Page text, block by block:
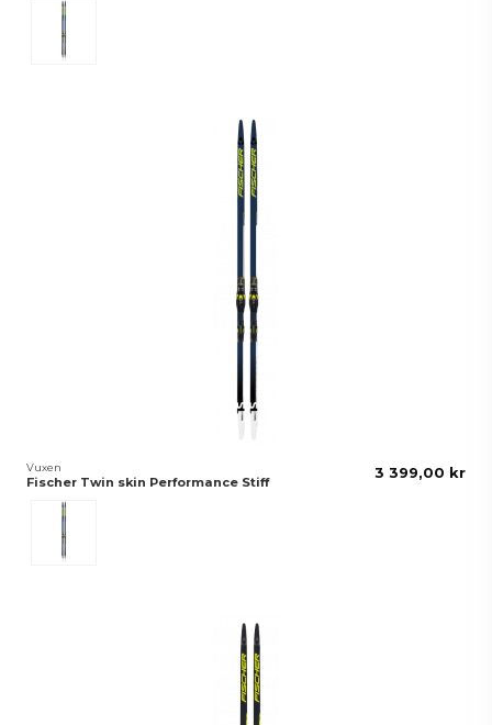
Svart/Vit
Vuxen
Fischer Twin skin Performance Stiff
Svart/Vit
3 399,00 kr